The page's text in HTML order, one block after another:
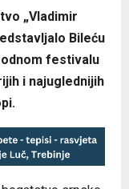
„Vladimir
Bileću
festivalu
i najuglednijih